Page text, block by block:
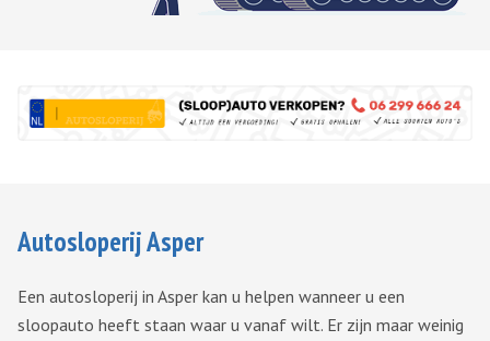
Autosloperij Asper
Een autosloperij in Asper kan u helpen wanneer u een
sloopauto heeft staan waar u vanaf wilt. Er zijn maar weinig